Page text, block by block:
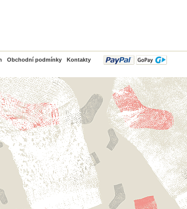
Obchodní podmínky Kontakty
PayPal